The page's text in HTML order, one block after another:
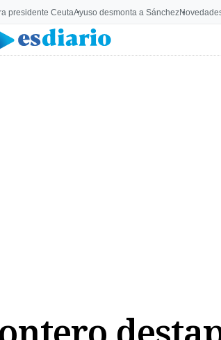
presidente CeutaAyuso desmonta a Sánchez